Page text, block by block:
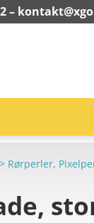
–
Rørperler,